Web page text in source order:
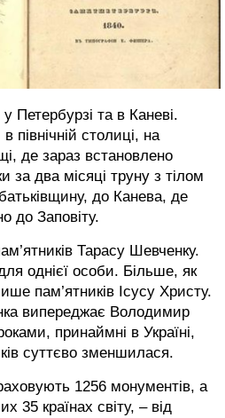
Петербурзі та в Каневі.
північній столиці, на
де зараз встановлено
за два місяці труну з тілом
до Канева, де
до Заповіту.
Тарасу Шевченку.
однієї особи. Більше, як
пам’ятників Ісусу Христу.
випереджає Володимир
принаймні в Україні,
суттєво зменшилася.
1256 монументів, а
35 країнах світу, – від